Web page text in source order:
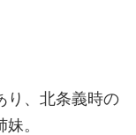
り、北条義時の
。